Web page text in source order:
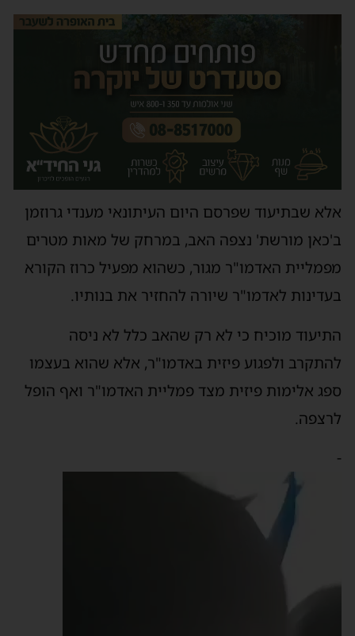
אלא שבתיעוד שפרסם היום העיתונאי מענדי גרוזמן
ב'כאן מורשת' נצפה האב, במרחק של מאות מטרים
מפמליית האדמו"ר מגור, כשהוא מפעיל כרוז הקורא
בעדינות לאדמו"ר שיורה להחזיר את בנותיו.
התיעוד מוכיח כי לא רק שהאב כלל לא ניסה
להתקרב ולפגוע פיזית באדמו"ר, אלא שהוא בעצמו
ספג אלימות פיזית מצד פמליית האדמו"ר ואף הופל
לרצפה.
-